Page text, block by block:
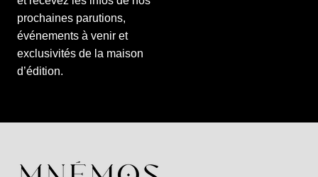
prochaines parutions,
événements à venir et
exclusivités de la maison
d’édition.